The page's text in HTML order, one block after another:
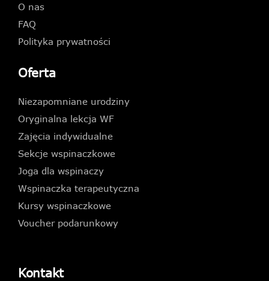
O nas
FAQ
Polityka prywatności
Oferta
Niezapomniane urodziny
Oryginalna lekcja WF
Zajęcia indywidualne
Sekcje wspinaczkowe
Joga dla wspinaczy
Wspinaczka terapeutyczna
Kursy wspinaczkowe
Voucher podarunkowy
Kontakt